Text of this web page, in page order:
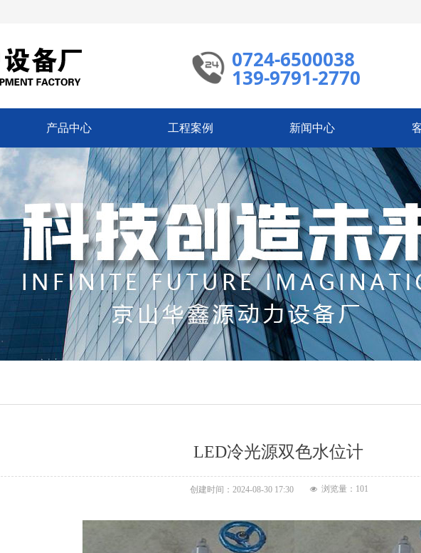
0724-6500038
139-9791-2770
产品中心 工程案例 新闻中心
LED冷光源双色水位计
创建时间： 2024-08-30 17:30 넶 浏览量： 101